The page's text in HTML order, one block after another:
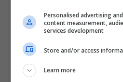
Personalised advertising
content measurement,
services development
Store and/or access
Learn more